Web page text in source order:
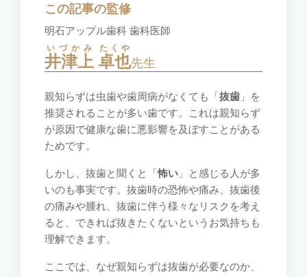
この記事の監修
明石アップル歯科 歯科医師
井津上
いづかみ
卓也
たくや
先生
親知らずは虫歯や歯周病がなくても「 抜歯 」を
推奨されることが多い歯です。これは親知らず
が原因で健康な歯に悪影響を及ぼすことがある
ためです。
しかし、抜歯と聞くと「怖い 」と感じる人が多
いのも事実です。抜歯時の恐怖や痛み、抜歯後
の痛みや腫れ、抜歯に伴う様々なリスクを考え
ると、できれば抜きたくないというお気持ちも
理解できます。
ここでは、なぜ親知らずは抜歯が必要なのか、